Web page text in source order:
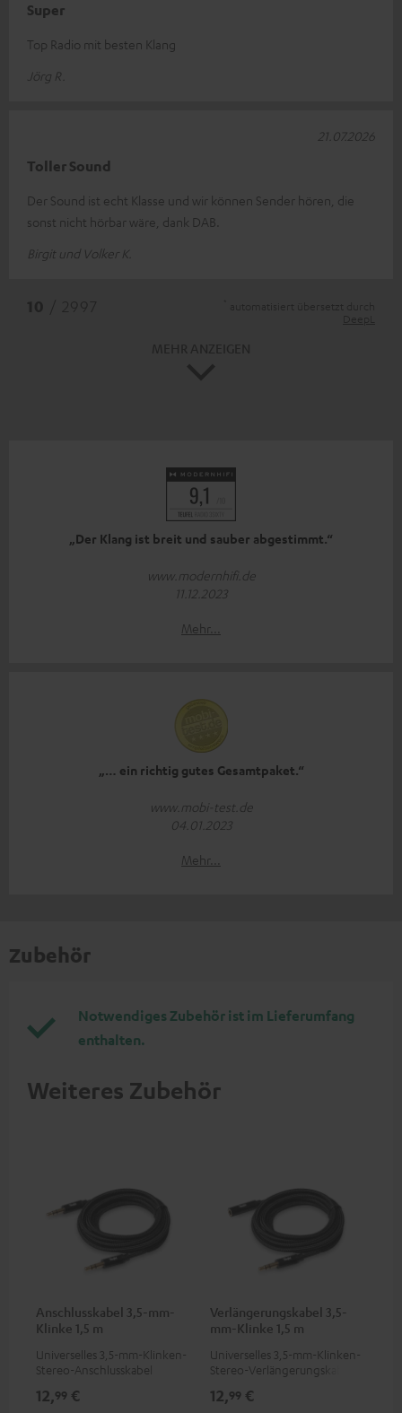
Super
Top Radio mit besten Klang
Jörg R.
Toller Sound
Der Sound ist echt Klasse und wir können Sender hören, die
sonst nicht hörbar wäre, dank DAB.
Birgit und Volker K.
21.07.2026
„Der Klang ist breit und sauber abgestimmt.“
www.modernhifi.de
11.12.2023
Mehr...
„… ein richtig gutes Gesamtpaket.“
www.mobi-test.de
04.01.2023
Mehr...
Zubehör
Notwendiges Zubehör ist im Lieferumfang
enthalten.
Weiteres Zubehör
Anschlusskabel 3,5-mm-
Klinke 1,5 m
Universelles 3,5-mm-Klinken-
Stereo-Anschlusskabel
12,99 €
Verlängerungskabel 3,5-
mm-Klinke 1,5 m
Universelles 3,5-mm-Klinken-
Stereo-Verlängerungskabel
12,99 €